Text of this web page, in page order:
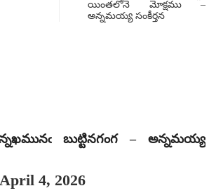
యింతలోనె మోక్షము –
అన్నమయ్య సంకీర్తన
బుట్టినగంగ – అన్నమయ్య
4, 2026